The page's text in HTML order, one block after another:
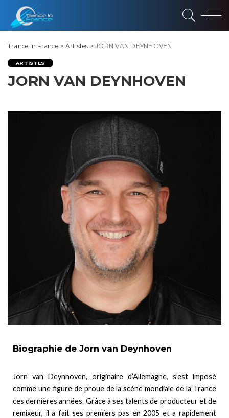
Trance In France> Artistes >JORN VAN DEYNHOVEN
ARTISTES
JORN VAN DEYNHOVEN
Biographie de Jorn van Deynhoven
Jorn van Deynhoven, originaire d’Allemagne, s’est imposé
comme une figure de proue de la scène mondiale de la Trance
ces dernières années. Grâce à ses talents de producteur et de
remixeur, il a fait ses premiers pas en 2005 et a rapidement